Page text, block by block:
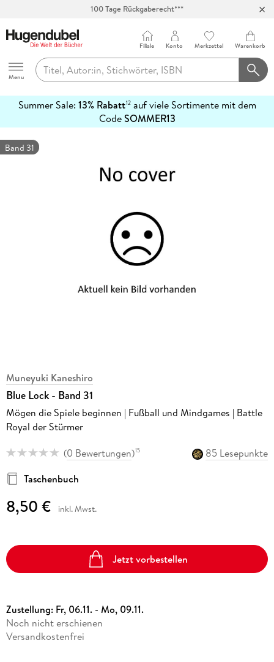
100 Tage Rückgaberecht***
Hugendubel
Menu
Filiale Konto Merkzettel Warenkorb
Summer Sale: 13% Rabatt12auf viele Sortimente mit dem
CodeSOMMER13
erfahren
Band 31
Muneyuki Kaneshiro
Blue Lock - Band 31
Mögen die Spiele beginnen | Fußball und Mindgames | Battle
Royal der Stürmer
(0 Bewertungen)15
85 Lesepunkte
Taschenbuch
8,50 € inkl. Mwst.
Jetzt vorbestellen
Zustellung: Fr, 06.11. - Mo, 09.11.
Noch nicht erschienen
Versandkostenfrei